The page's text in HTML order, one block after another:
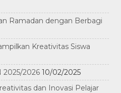
Ramadan dengan Berbagi
Kreativitas Siswa
2025/2026 10/02/2025
dan Inovasi Pelajar